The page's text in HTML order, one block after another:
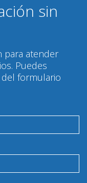
sin
para atender
Puedes
formulario